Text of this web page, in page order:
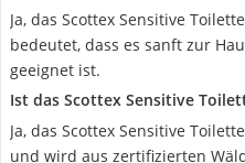
Ja, das Scottex Sensitive
bedeutet, dass es sanft zur
geeignet ist.
Ist das Scottex Sensitive
Ja, das Scottex Sensitive
und wird aus zertifizierten